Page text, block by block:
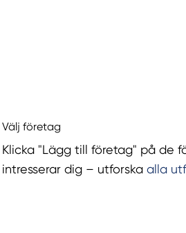
Välj företag
Klicka "Lägg till företag" på de
intresserar dig – utforska alla